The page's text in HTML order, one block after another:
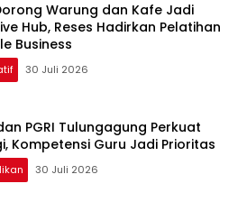
Warung dan Kafe Jadi
Hub, Reses Hadirkan Pelatihan
Business
30 Juli 2026
PGRI Tulungagung Perkuat
Kompetensi Guru Jadi Prioritas
30 Juli 2026